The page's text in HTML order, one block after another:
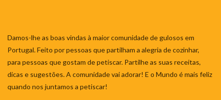
Damos-lhe as boas vindas à maior comunidade de gulosos em
Portugal. Feito por pessoas que partilham a alegria de cozinhar,
para pessoas que gostam de petiscar. Partilhe as suas receitas,
dicas e sugestões. A comunidade vai adorar! E o Mundo é mais feliz
quando nos juntamos a petiscar!